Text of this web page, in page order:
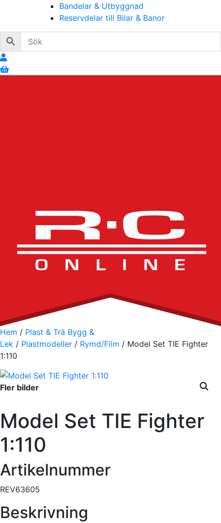
Bandelar & Utbyggnad
Reservdelar till Bilar & Banor
Hem / Plast & Trä Bygg &
Lek / Plastmodeller / Rymd/Film / Model Set TIE Fighter
1:110
Fler bilder
Model Set TIE Fighter
1:110
Artikelnummer
REV63605
Beskrivning